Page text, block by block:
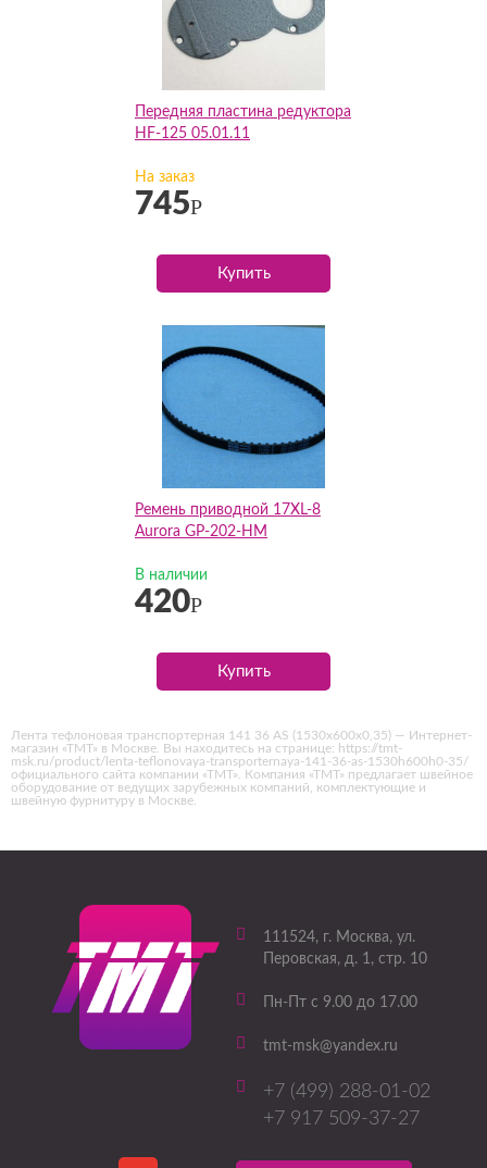
Передняя пластина редуктора
HF-125 05.01.11
На заказ
745Р
Купить
Ремень приводной 17XL-8
Aurora GP-202-HM
В наличии
420Р
Купить
Лента тефлоновая транспортерная 141 36 AS (1530х600х0,35) — Интернет-
магазин «ТМТ» в Москве. Вы находитесь на странице: https://tmt-
msk.ru/product/lenta-teflonovaya-transporternaya-141-36-as-1530h600h0-35/
официального сайта компании «ТМТ». Компания «ТМТ» предлагает швейное
оборудование от ведущих зарубежных компаний, комплектующие и
швейную фурнитуру в Москве.
111524, г. Москва, ул.
Перовская, д. 1, стр. 10
Пн-Пт с 9.00 до 17.00
tmt-msk@yandex.ru
+7 (499) 288-01-02
+7 917 509-37-27